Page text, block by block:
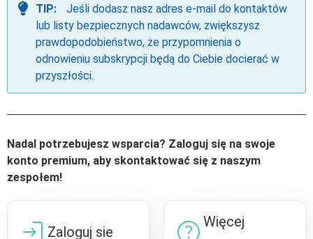
TIP:
Jeśli dodasz nasz adres e-mail do kontaktów
lub listy bezpiecznych nadawców, zwiększysz
prawdopodobieństwo, że przypomnienia o
odnowieniu subskrypcji będą do Ciebie docierać w
przyszłości.
Nadal potrzebujesz wsparcia? Zaloguj się na swoje
konto premium, aby skontaktować się z naszym
zespołem!
login Zaloguj sie help Więcej